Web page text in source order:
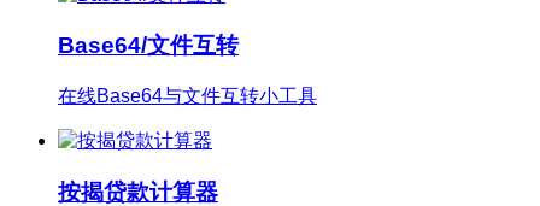
Base64/文件互转
在线Base64与文件互转小工具
按揭贷款计算器